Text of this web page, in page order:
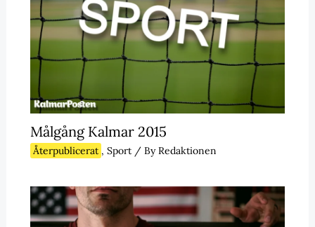
Målgång Kalmar 2015
Återpublicerat , Sport/ ByRedaktionen